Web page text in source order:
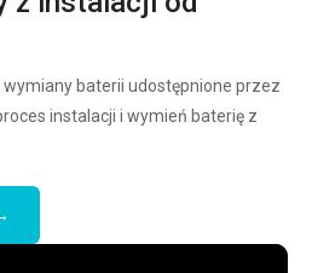
baterii udostępnione przez
instalacji i wymień baterię z